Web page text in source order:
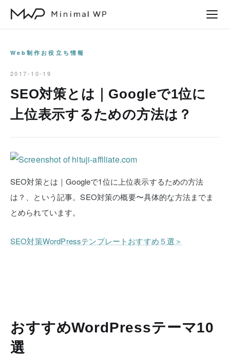
Web制作お役立ち情報
2017-10-19
SEO対策とは｜Googleで1位に
上位表示するための方法は？
SEO対策とは｜Googleで1位に上位表示するための方法
は？、という記事。SEO対策の概要〜具体的な方法までま
とめられています。
SEO対策WordPressテンプレートおすすめ５選＞
おすすめWordPressテーマ10
選